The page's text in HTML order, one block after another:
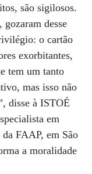
são sigilosos.
gozaram desse
o cartão
exorbitantes,
tem um tanto
mas isso não
disse à ISTOÉ
em
FAAP, em São
a moralidade